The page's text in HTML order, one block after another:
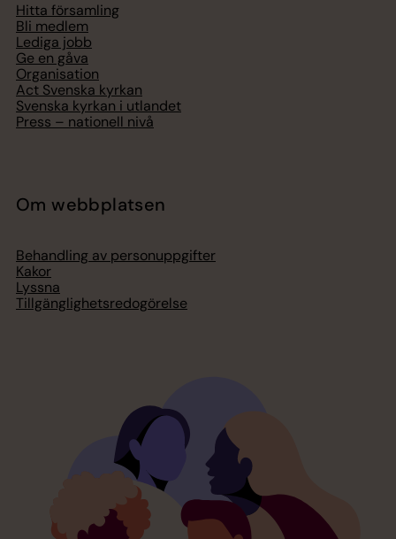
Hitta församling
Bli medlem
Lediga jobb
Ge en gåva
Organisation
Act Svenska kyrkan
Svenska kyrkan i utlandet
Press – nationell nivå
Om webbplatsen
Behandling av personuppgifter
Kakor
Lyssna
Tillgänglighetsredogörelse